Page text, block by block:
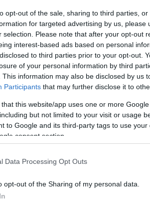
opt-out of the sale, sharing to third parties,
for targeted advertising by us, please
selection. Please note that after your opt-out
interest-based ads based on personal
to third parties prior to your opt-out.
of your personal information by third
This information may also be disclosed by us
Participants that may further disclose it to
that this website/app uses one or more
but not limited to your visit or usage
to Google and its third-party tags to use
consent section.
Data Processing Opt Outs
opt-out of the Sharing of my personal data.
dell’anno in un allenamento
con una selezione di giocatori
locali. Pisano e compagni
in campo il massimo impegno,
e una grande voglia di
Filippi ha iniziato a trasmettere
di 5-0, ha detto diuna squadra
ad applicarsi al meglio
fatica accumulate sulle gambe
Verde, Belloni e Dalla
mister Filippi ha schierato Van der
sulla linea difensiva, Muroni in
e Vallocchia sulla trequarti a